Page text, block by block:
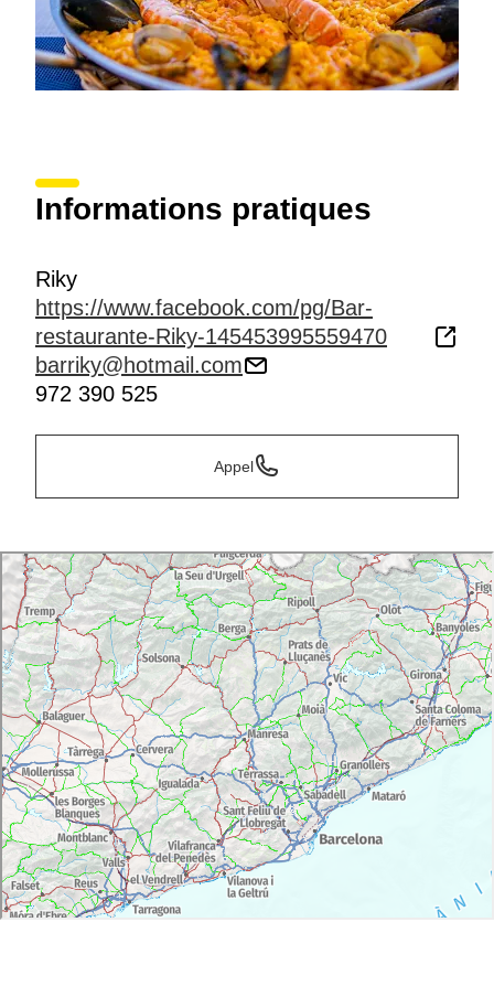
Informations pratiques
Riky
https://www.facebook.com/pg/Bar-
restaurante-Riky-145453995559470
barriky@hotmail.com
972 390 525
Appel